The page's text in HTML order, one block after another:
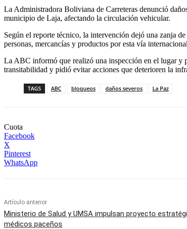
La Administradora Boliviana de Carreteras denunció
municipio de Laja, afectando la circulación vehicular.
Según el reporte técnico, la intervención dejó una zanja
personas, mercancías y productos por esta vía
La ABC informó que realizó una inspección en el lugar y
transitabilidad y pidió evitar acciones que deterioren la
TAGS ABC bloqueos daños severos La Paz
Cuota
Facebook
X
Pinterest
WhatsApp
Artículo anterior
Ministerio de Salud y UMSA impulsan proyecto
médicos paceños